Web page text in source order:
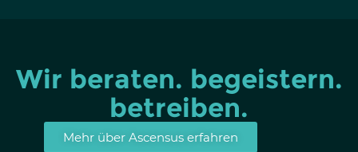
Wir beraten. begeistern.
betreiben.
Mehr über Ascensus erfahren